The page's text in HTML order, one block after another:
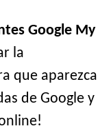
Google My
la
que aparezca
de Google y